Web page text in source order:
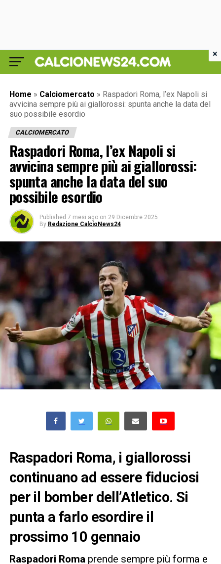
Home » Calciomercato » Raspadori Roma, l’ex Napoli si
avvicina sempre più ai giallorossi: spunta anche la data del
suo possibile esordio
CALCIOMERCATO
Raspadori Roma, l’ex Napoli si
avvicina sempre più ai giallorossi:
spunta anche la data del suo
possibile esordio
Published 7 mesi ago on 29 Dicembre 2025
By Redazione CalcioNews24
Raspadori Roma, i giallorossi
continuano ad essere fiduciosi
per il bomber dell’Atletico. Si
punta a farlo esordire il
prossimo 10 gennaio
Raspadori Romaprende sempre più forma e
×